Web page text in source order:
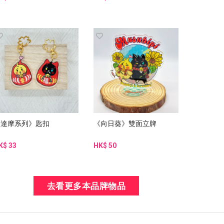
摩系列》匙扣
33
《向日葵》雙面立牌
HK$ 50
去看更多本品牌物品